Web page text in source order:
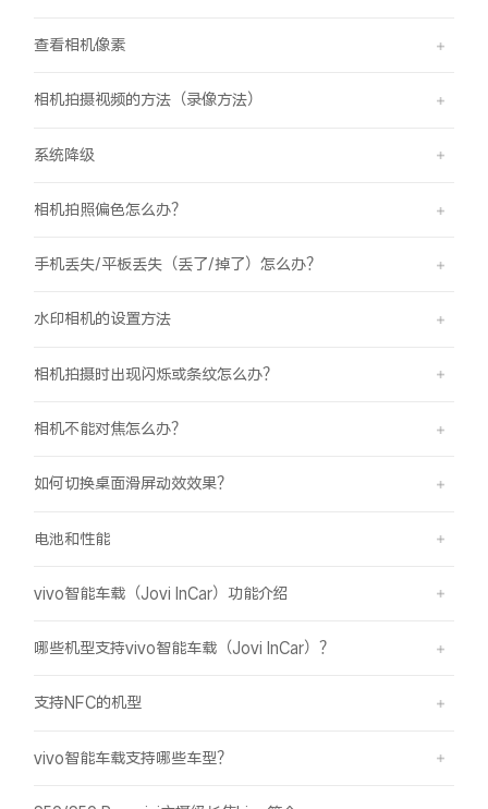
查看相机像素
相机拍摄视频的方法（录像方法）
系统降级
相机拍照偏色怎么办？
手机丢失/平板丢失（丢了/掉了）怎么办？
水印相机的设置方法
相机拍摄时出现闪烁或条纹怎么办？
相机不能对焦怎么办？
如何切换桌面滑屏动效效果？
电池和性能
vivo智能车载（Jovi InCar）功能介绍
哪些机型支持vivo智能车载（Jovi InCar）？
支持NFC的机型
vivo智能车载支持哪些车型？